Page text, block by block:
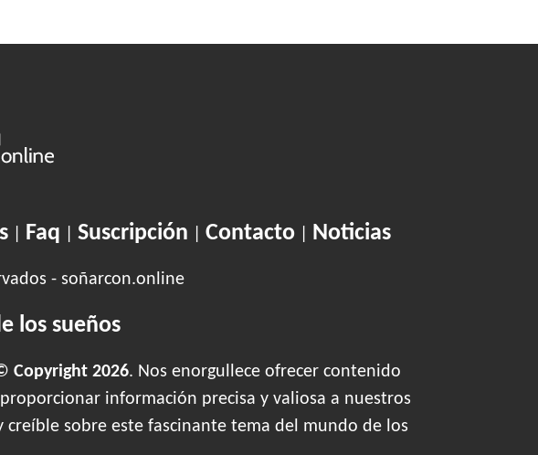
| Faq Suscripción Contacto| Noticias
- soñarcon.online
los sueños
Copyright 2026. Nos enorgullece ofrecer contenido
información precisa y valiosa a nuestros
sobre este fascinante tema del mundo de los